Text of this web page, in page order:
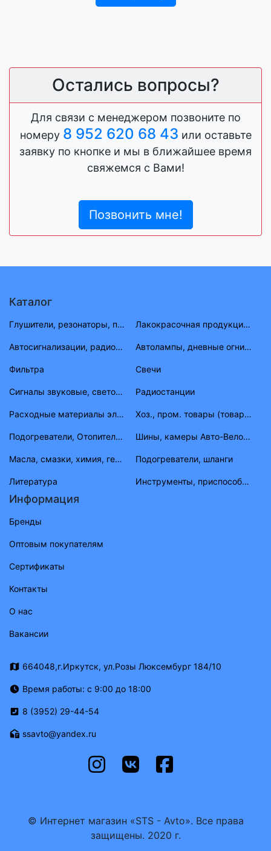
Остались вопросы?
Для связи с менеджером позвоните по
номеру 8 952 620 68 43 или оставьте
заявку по кнопке и мы в ближайшее время
свяжемся с Вами!
Позвонить мне!
Каталог
Глушители, резонаторы, приемные трубы ВАЗ, ГАЗ, УАЗ Лакокрасочная продукция (растворитель, антигравий, краска, материал)
Автосигнализации, радиостанции Автолампы, дневные огни, фары противотуманные, габаритные огни
Фильтра Свечи
Сигналы звуковые, световые Радиостанции
Расходные материалы электрика Хоз., пром. товары (товары народного потребления)
Подогреватели, Отопители, шланги, штуцера, тройники Шины, камеры Авто-Вело-Мото
Масла, смазки, химия, герметик, тосолы Подогреватели, шланги
Литература Инструменты, приспособления, приборы
Информация
Бренды
Оптовым покупателям
Сертификаты
Контакты
О нас
Вакансии
664048,г.Иркутск, ул.Розы Люксембург 184/10
Время работы: с 9:00 до 18:00
8 (3952) 29-44-54
ssavto@yandex.ru
© Интернет магазин «STS - Avto». Все права
защищены. 2020 г.